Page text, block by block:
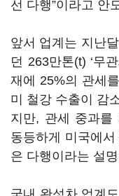
선 다행”이라고 안
앞서 업계는 지난
던 263만톤(t) ‘무
재에 25%의 관세
미 철강 수출이 감
지만, 관세 중과를
동등하게 미국에
은 다행이라는 설